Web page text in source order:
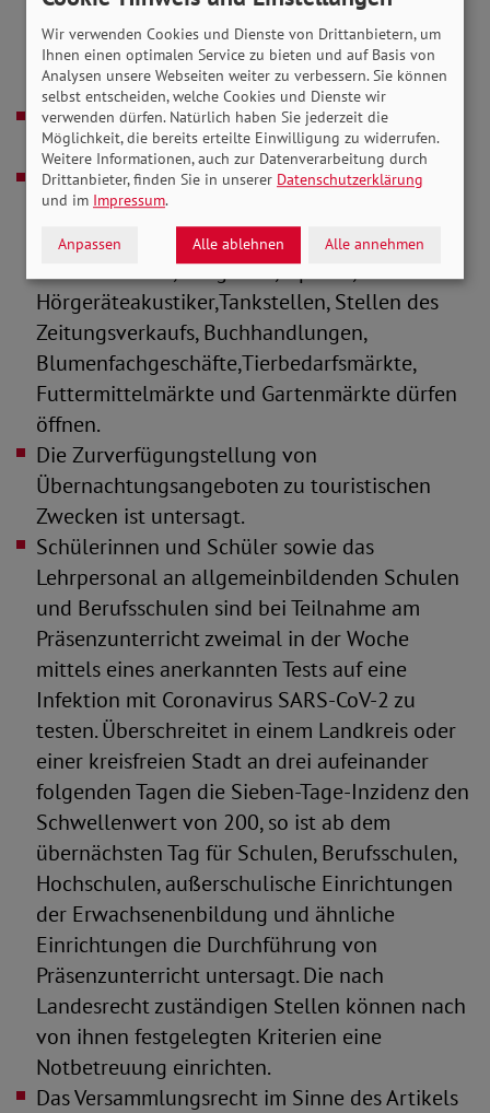
Betreuung unterstützungsbedürftiger
Personen oder Minderjähriger oder der
Begleitung Sterbender,
Freizeiteinrichtungen und Gaststätten bleiben
geschlossen,
Lebensmittelhandel einschließlich der
Direktvermarktung, ebenso Getränkemärkte,
Reformhäuser, Babyfachmärkte,Apotheken,
Sanitätshäuser, Drogerien, Optiker,
Hörgeräteakustiker,Tankstellen, Stellen des
Zeitungsverkaufs, Buchhandlungen,
Blumenfachgeschäfte,Tierbedarfsmärkte,
Futtermittelmärkte und Gartenmärkte dürfen
öffnen.
Die Zurverfügungstellung von
Übernachtungsangeboten zu touristischen
Zwecken ist untersagt.
Schülerinnen und Schüler sowie das
Lehrpersonal an allgemeinbildenden Schulen
und Berufsschulen sind bei Teilnahme am
Präsenzunterricht zweimal in der Woche
mittels eines anerkannten Tests auf eine
Infektion mit Coronavirus SARS-CoV-2 zu
testen. Überschreitet in einem Landkreis oder
einer kreisfreien Stadt an drei aufeinander
folgenden Tagen die Sieben-Tage-Inzidenz den
Schwellenwert von 200, so ist ab dem
übernächsten Tag für Schulen, Berufsschulen,
Hochschulen, außerschulische Einrichtungen
der Erwachsenenbildung und ähnliche
Einrichtungen die Durchführung von
Präsenzunterricht untersagt. Die nach
Landesrecht zuständigen Stellen können nach
von ihnen festgelegten Kriterien eine
Notbetreuung einrichten.
Das Versammlungsrecht im Sinne des Artikels
Wir verwenden Cookies und Dienste von Drittanbietern, um
Ihnen einen optimalen Service zu bieten und auf Basis von
Analysen unsere Webseiten weiter zu verbessern. Sie können
selbst entscheiden, welche Cookies und Dienste wir
verwenden dürfen. Natürlich haben Sie jederzeit die
Möglichkeit, die bereits erteilte Einwilligung zu widerrufen.
Weitere Informationen, auch zur Datenverarbeitung durch
Drittanbieter, finden Sie in unserer Datenschutzerklärung
und im Impressum.
Anpassen Alle ablehnen Alle annehmen